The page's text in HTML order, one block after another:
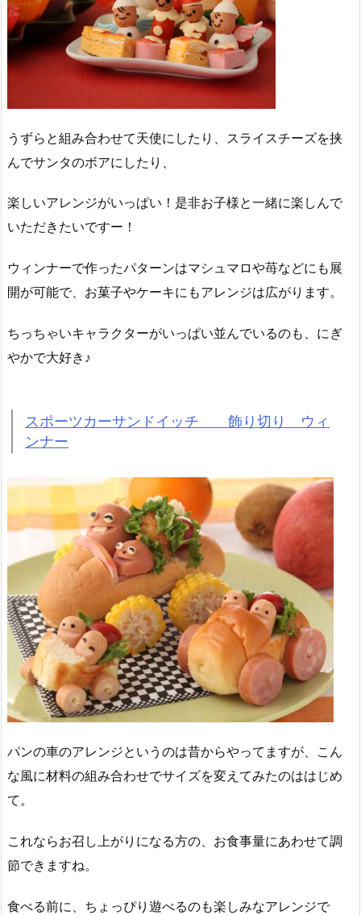
うずらと組み合わせて天使にしたり、スライスチーズを挟
んでサンタのボアにしたり、
楽しいアレンジがいっぱい！是非お子様と一緒に楽しんで
いただきたいですー！
ウィンナーで作ったパターンはマシュマロや苺などにも展
開が可能で、お菓子やケーキにもアレンジは広がります。
ちっちゃいキャラクターがいっぱい並んでいるのも、にぎ
やかで大好き♪
スポーツカーサンドイッチ 飾り切り ウィ
ンナー
パンの車のアレンジというのは昔からやってますが、こん
な風に材料の組み合わせでサイズを変えてみたのははじめ
て。
これならお召し上がりになる方の、お食事量にあわせて調
節できますね。
食べる前に、ちょっぴり遊べるのも楽しみなアレンジで